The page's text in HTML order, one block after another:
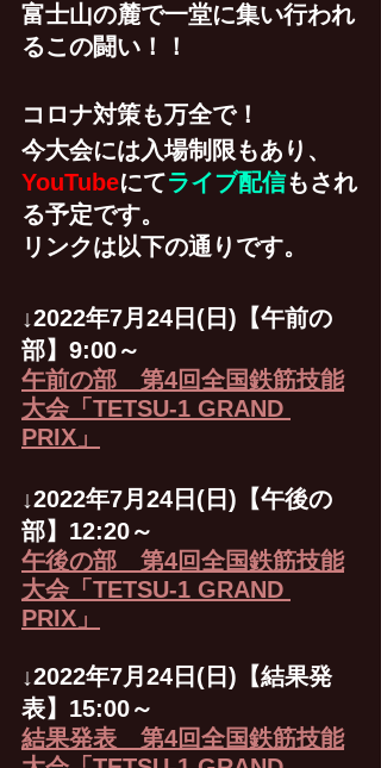
富士山の麓で一堂に集い行われ
るこの闘い！！
コロナ対策も万全で！
今大会には入場制限もあり、
YouTubeにてライブ配信もされ
る予定です。
リンクは以下の通りです。
↓2022年7月24日(日)【午前の
部】9:00～
午前の部　第4回全国鉄筋技能
大会「TETSU-1 GRAND
PRIX」
↓2022年7月24日(日)【午後の
部】12:20～
午後の部　第4回全国鉄筋技能
大会「TETSU-1 GRAND
PRIX」
↓2022年7月24日(日)【結果発
表】15:00～
結果発表　第4回全国鉄筋技能